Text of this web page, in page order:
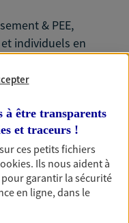
& PEE,
individuels en
!
à être transparents
et traceurs !
ces petits fichiers
. Ils nous aident à
garantir la sécurité
en ligne, dans le